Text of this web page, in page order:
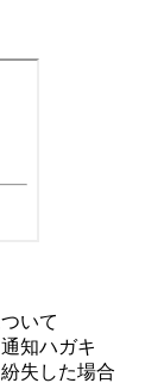
いて
知ハガキ
失した場合